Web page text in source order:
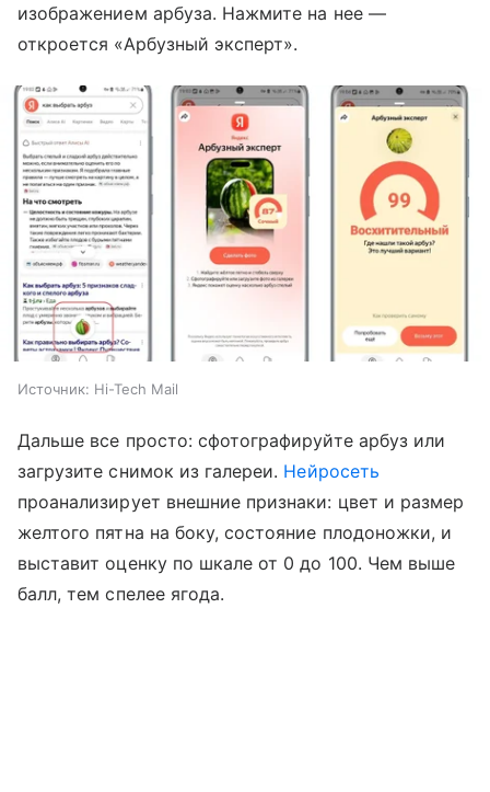
изображением арбуза. Нажмите на нее —
откроется «Арбузный эксперт».
Источник: Hi-Tech Mail
Дальше все просто: сфотографируйте арбуз или
загрузите снимок из галереи. Нейросеть
проанализирует внешние признаки: цвет и размер
желтого пятна на боку, состояние плодоножки, и
выставит оценку по шкале от 0 до 100. Чем выше
балл, тем спелее ягода.